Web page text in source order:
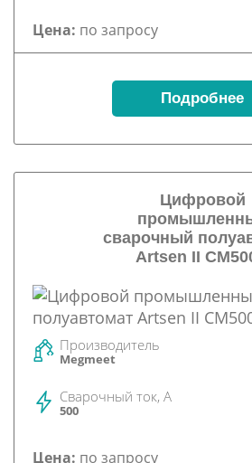
Цена: по запросу
Подробнее
Цифровой
сварочный
Artsen II
Производитель
Megmeet
Сварочный ток, А
500
Цена: по запросу